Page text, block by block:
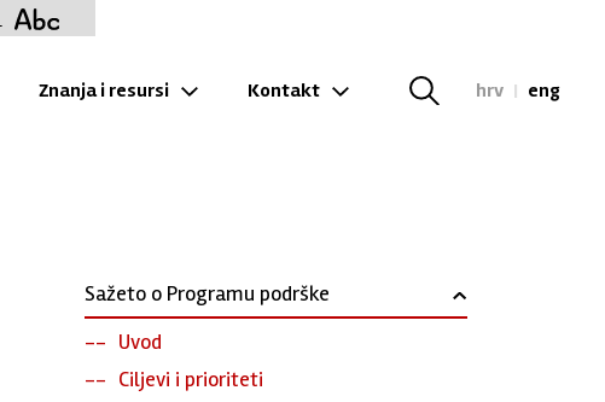
Znanja i resursi Kontakt hrv | eng
Sažeto o Programu podrške ›
Uvod
Ciljevi i prioriteti